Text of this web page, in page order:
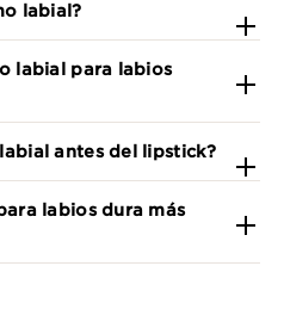
labial?
labial para labios
antes del lipstick?
labios dura más